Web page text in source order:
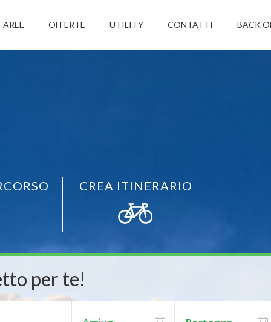
AREE OFFERTE UTILITY CONTATTI BACK
CREA ITINERARIO
per te!